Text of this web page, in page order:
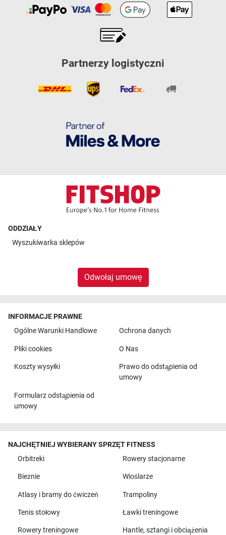
Partnerzy logistyczni
ODDZIAŁY
Wyszukiwarka sklepów
Odwołaj umowę
INFORMACJE PRAWNE
Ogólne Warunki Handlowe
Ochrona danych
Pliki cookies O Nas
Koszty wysyłki
Prawo do odstąpienia od
umowy
Formularz odstąpienia od
umowy
NAJCHĘTNIEJ WYBIERANY SPRZĘT FITNESS
Orbitreki
Rowery stacjonarne
Bieżnie Wioślarze
Atlasy i bramy do ćwiczeń Trampoliny
Tenis stołowy Ławki treningowe
Rowery treningowe Hantle, sztangi i obciążenia